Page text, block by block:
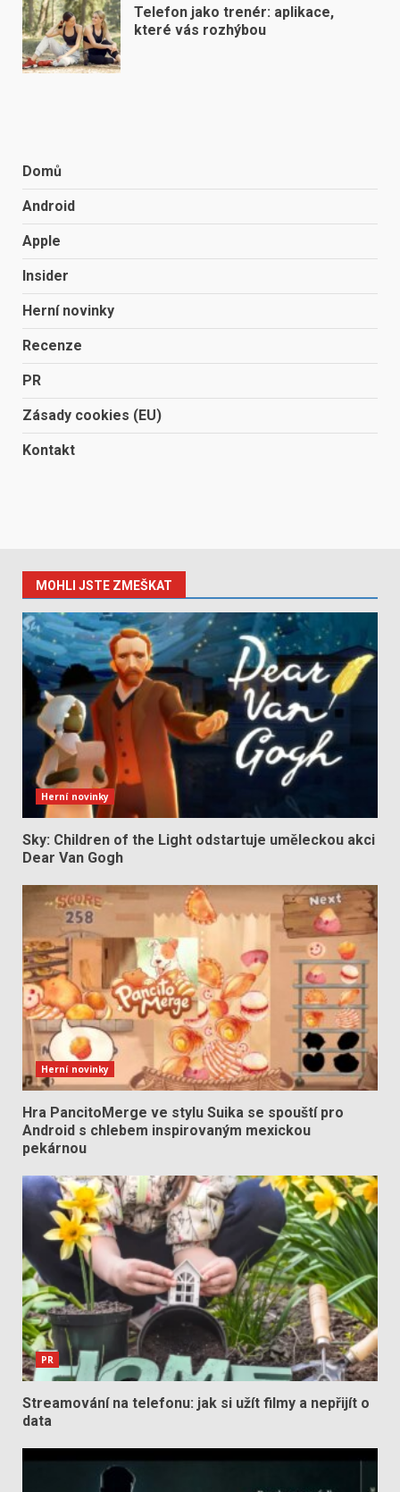
Telefon jako trenér: aplikace,
které vás rozhýbou
Domů
Android
Apple
Insider
Herní novinky
Recenze
PR
Zásady cookies (EU)
Kontakt
MOHLI JSTE ZMEŠKAT
Herní novinky
Sky: Children of the Light odstartuje uměleckou akci
Dear Van Gogh
Herní novinky
Hra PancitoMerge ve stylu Suika se spouští pro
Android s chlebem inspirovaným mexickou
pekárnou
PR
Streamování na telefonu: jak si užít filmy a nepřijít o
data